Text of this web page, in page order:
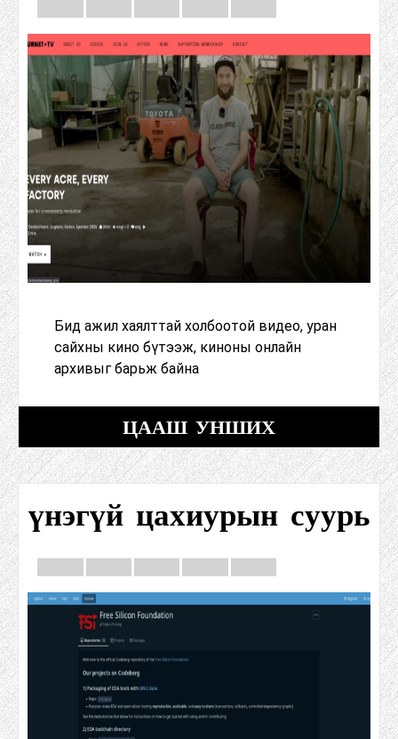
Бид ажил хаялттай холбоотой видео, уран
сайхны кино бүтээж, киноны онлайн
архивыг барьж байна
ЦААШ УНШИХ
үнэгүй цахиурын суурь